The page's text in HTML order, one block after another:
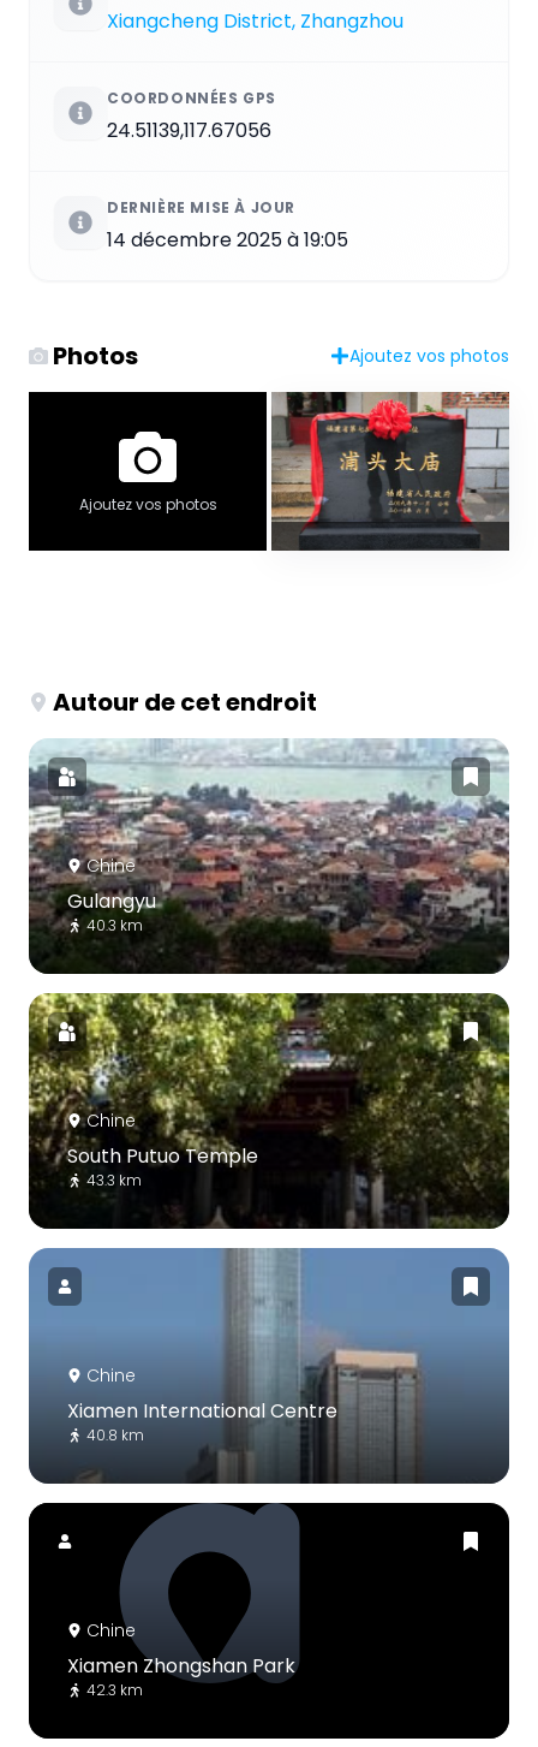
Xiangcheng District, Zhangzhou
COORDONNÉES GPS
24.51139,117.67056
DERNIÈRE MISE À JOUR
14 décembre 2025 à 19:05
Photos Ajoutez vos photos
Ajoutez vos photos
Autour de cet endroit
Chine
Gulangyu
40.3 km
Chine
South Putuo Temple
43.3 km
Chine
Xiamen International Centre
40.8 km
Chine
Xiamen Zhongshan Park
42.3 km